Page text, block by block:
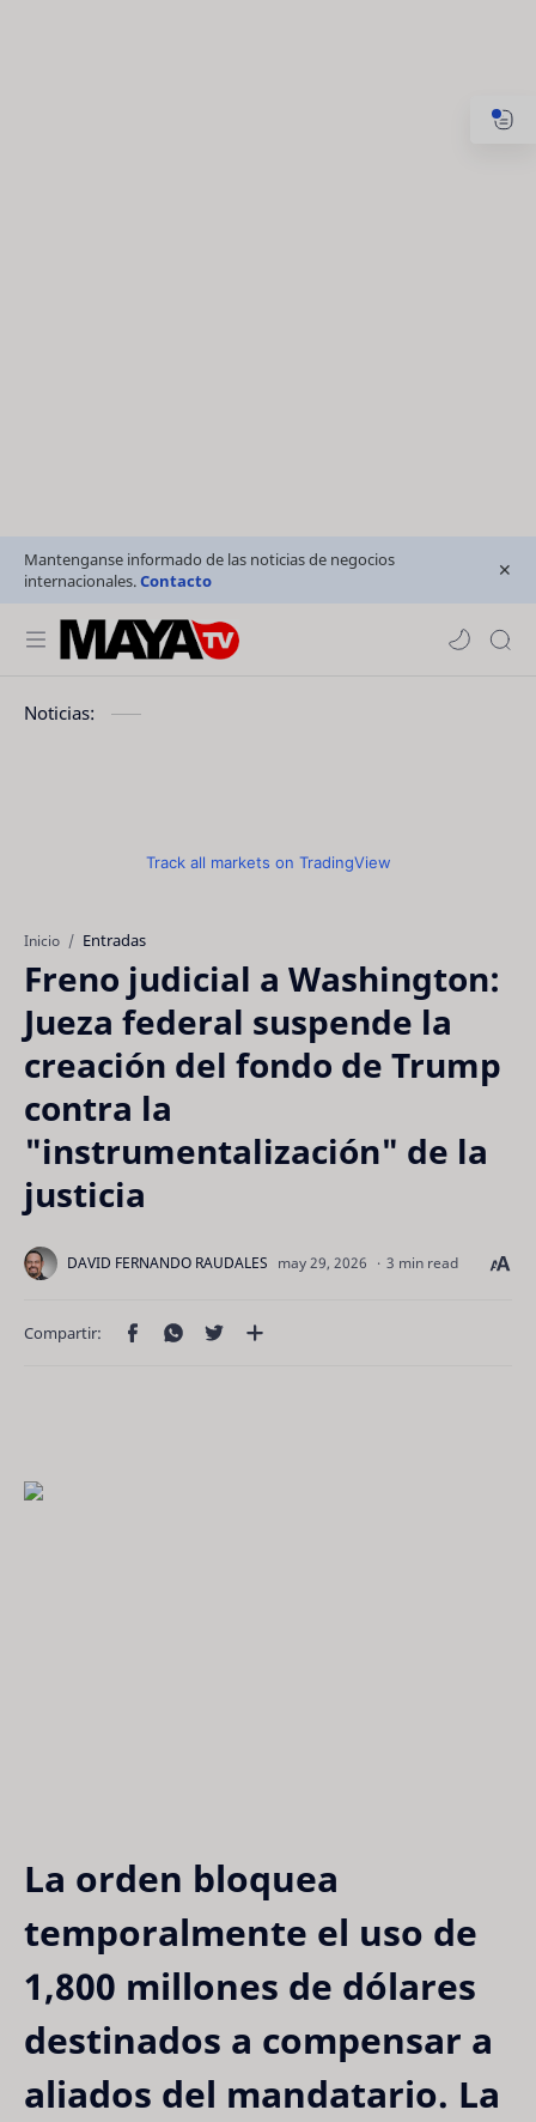
Mantenganse informado de las noticias de negocios
internacionales.Contacto
Noticias:
Track all markets on TradingView
Inicio Entradas
Freno judicial a Washington:
Jueza federal suspende la
creación del fondo de Trump
contra la
"instrumentalización" de la
justicia
3 min read
La orden bloquea
temporalmente el uso de
1,800 millones de dólares
destinados a compensar a
aliados del mandatario. La